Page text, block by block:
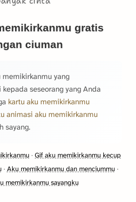
gratis
ciuman
yang
seseorang yang Anda
kartu aku memikirkanmu
animasi aku memikirkanmu
sayang.
· Gif aku memikirkanmu kecup
· Aku memikirkanmu dan menciummu·
memikirkanmu sayangku